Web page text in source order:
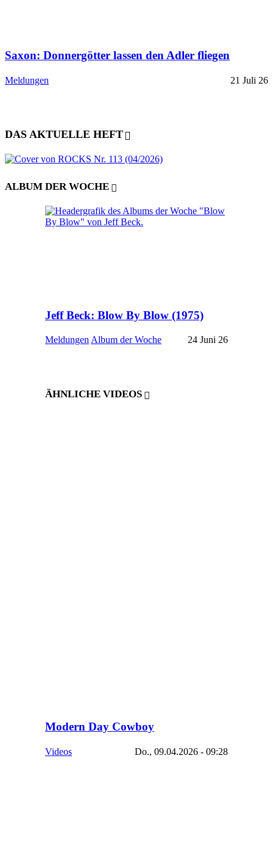
Saxon: Donnergötter lassen den Adler fliegen
Meldungen 21 Juli 26
DAS AKTUELLE HEFT
ALBUM DER WOCHE
Jeff Beck: Blow By Blow (1975)
Meldungen Album der Woche 24 Juni 26
ÄHNLICHE VIDEOS
Modern Day Cowboy
Videos Do., 09.04.2026 - 09:28